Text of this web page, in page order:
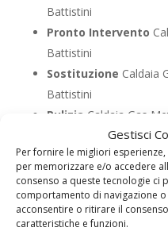
Gestisci
Per fornire le migliori
per memorizzare e/o accedere
consenso a queste tecnologie
comportamento di navigazione
acconsentire o ritirare il
caratteristiche e funzioni.
Battistini
Pronto Intervento
Battistini
Sostituzione Caldaia
Battistini
Pulizia Caldaia Gas
Controllo Fumi
Battistini
Bollino BluCaldaia
Vendita Caldaia Gas
Offerte Caldaia Gas